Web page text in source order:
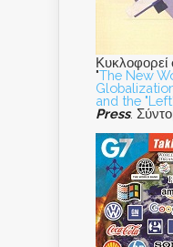
Κυκλοφορεί
"The New
and the
Press.